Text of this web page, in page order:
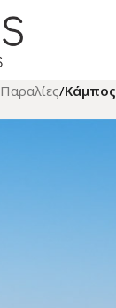
Παραλίες/Κάμπος